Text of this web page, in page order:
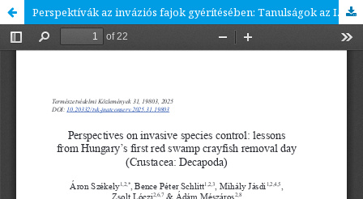
Perspektívák az inváziós fajok gyérítésében: Tanulságok az I. Budapesti Rákász Napról (Crustacea: Decapoda)